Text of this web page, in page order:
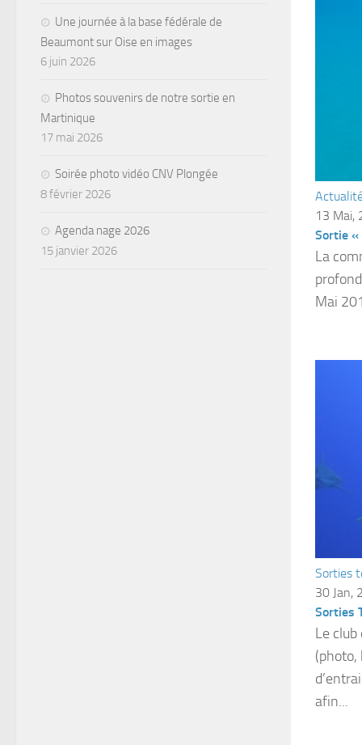
13 Mai,
Sortie «
La
Mai
Sorties
30 Jan,
Sorties
Le
(photo,
afin...
Une journée à la base fédérale de
Beaumont sur Oise en images
6 juin 2026
Photos souvenirs de notre sortie en
Martinique
17 mai 2026
Soirée photo vidéo CNV Plongée
8 février 2026
Agenda nage 2026
15 janvier 2026